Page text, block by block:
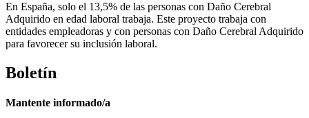
En España, solo el 13,5% de las personas con Daño Cerebral
Adquirido en edad laboral trabaja. Este proyecto trabaja con
entidades empleadoras y con personas con Daño Cerebral Adquirido
para favorecer su inclusión laboral.
Boletín
Mantente informado/a